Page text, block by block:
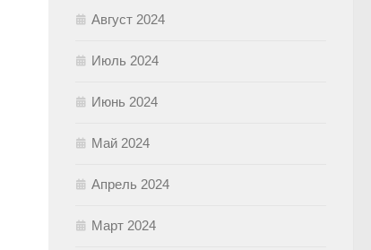
Август 2024
Июль 2024
Июнь 2024
Май 2024
Апрель 2024
Март 2024